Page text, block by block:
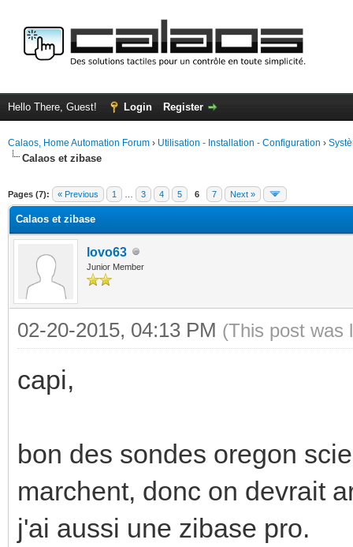
Hello There, Guest! Login Register
Calaos, Home Automation Forum › Utilisation - Installation - Configuration ›
Calaos et zibase
Pages (7): « Previous 1 3 4 5 6 7 Next »
Calaos et zibase
lovo63
Junior Member
02-20-2015, 04:13 PM (This post was
capi,
bon des sondes oregon
marchent, donc on devrait
j'ai aussi une zibase pro.